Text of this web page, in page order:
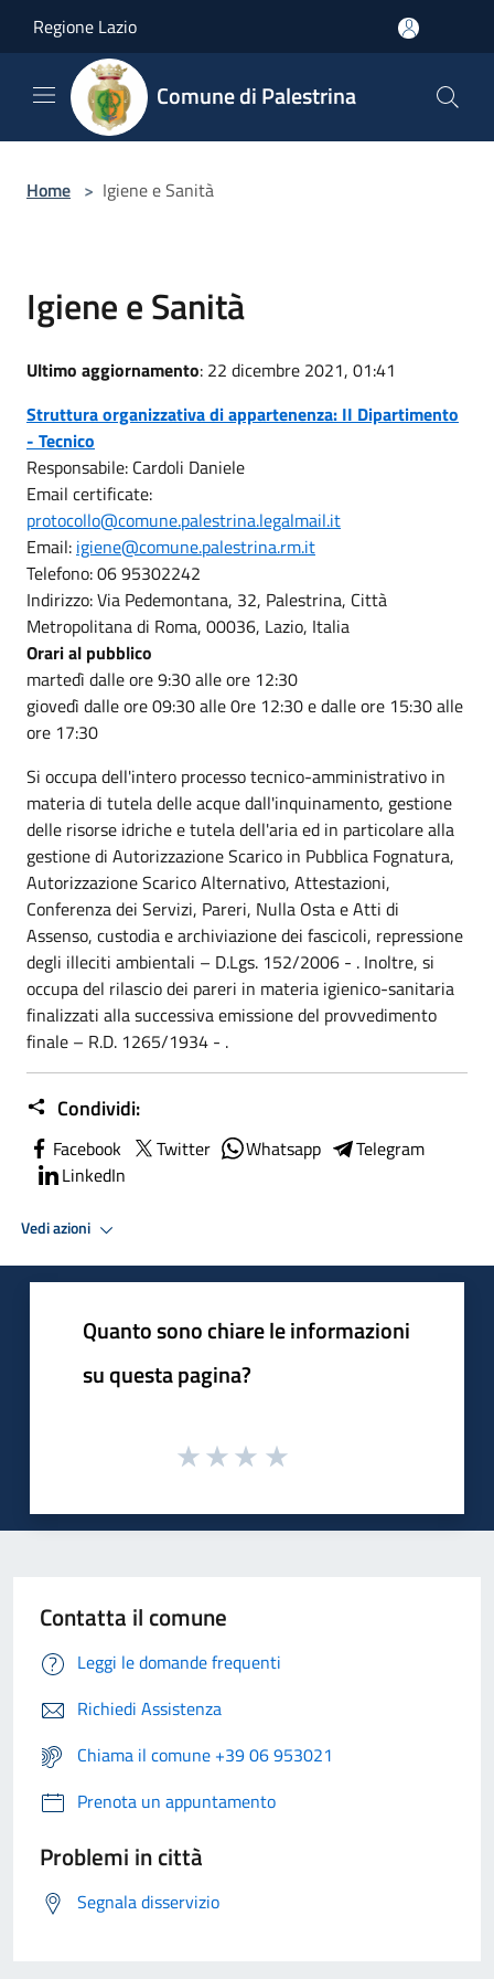
Regione Lazio
Comune di Palestrina
Home > Igiene e Sanità
Igiene e Sanità
Ultimo aggiornamento: 22 dicembre 2021, 01:41
Struttura organizzativa di appartenenza: II Dipartimento
- Tecnico
Responsabile: Cardoli Daniele
Email certificate:
protocollo@comune.palestrina.legalmail.it
Email: igiene@comune.palestrina.rm.it
Telefono: 06 95302242
Indirizzo: Via Pedemontana, 32, Palestrina, Città
Metropolitana di Roma, 00036, Lazio, Italia
Orari al pubblico
martedì dalle ore 9:30 alle ore 12:30
giovedì dalle ore 09:30 alle 0re 12:30 e dalle ore 15:30 alle
ore 17:30
Si occupa dell'intero processo tecnico-amministrativo in
materia di tutela delle acque dall'inquinamento, gestione
delle risorse idriche e tutela dell'aria ed in particolare alla
gestione di Autorizzazione Scarico in Pubblica Fognatura,
Autorizzazione Scarico Alternativo, Attestazioni,
Conferenza dei Servizi, Pareri, Nulla Osta e Atti di
Assenso, custodia e archiviazione dei fascicoli, repressione
degli illeciti ambientali – D.Lgs. 152/2006 - . Inoltre, si
occupa del rilascio dei pareri in materia igienico-sanitaria
finalizzati alla successiva emissione del provvedimento
finale – R.D. 1265/1934 - .
Condividi:
Facebook Twitter Whatsapp
Telegram
LinkedIn
Vedi azioni
Quanto sono chiare le informazioni
su questa pagina?
Contatta il comune
Leggi le domande frequenti
Richiedi Assistenza
Chiama il comune +39 06 953021
Prenota un appuntamento
Problemi in città
Segnala disservizio